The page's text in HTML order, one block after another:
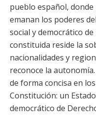
pueblo español,
emanan los poderes
social y democrático
constituida reside la
nacionalidades y
reconoce la
de forma concisa en
Constitución: un
democrático de